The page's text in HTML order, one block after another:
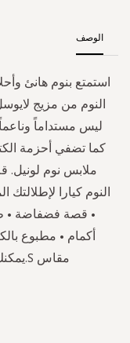
الوصف
استمتع بنوم هانئ
النوم من مزيج
ليس مستداماً
كما تضفي أحزمة
ملابس نوم لونيل.
النوم كيارا لإطلالتك
مقاس S.يمكنك طلبه الآن من الموقع الرسمي.